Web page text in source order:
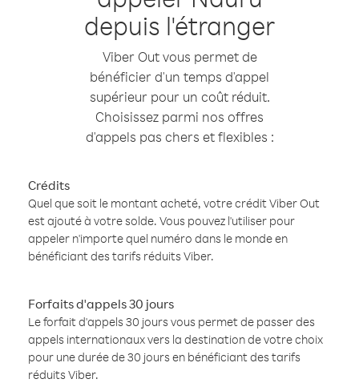
depuis l'étranger
Viber Out vous permet de
bénéficier d'un temps d'appel
supérieur pour un coût réduit.
Choisissez parmi nos offres
d'appels pas chers et flexibles :
Crédits
Quel que soit le montant acheté, votre crédit Viber Out
est ajouté à votre solde. Vous pouvez l'utiliser pour
appeler n'importe quel numéro dans le monde en
bénéficiant des tarifs réduits Viber.
Forfaits d'appels 30 jours
Le forfait d'appels 30 jours vous permet de passer des
appels internationaux vers la destination de votre choix
pour une durée de 30 jours en bénéficiant des tarifs
réduits Viber.